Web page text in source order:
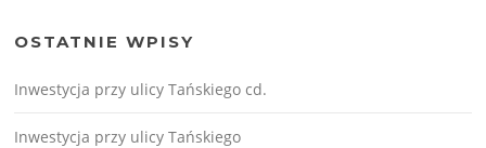
OSTATNIE WPISY
Inwestycja przy ulicy Tańskiego cd.
Inwestycja przy ulicy Tańskiego